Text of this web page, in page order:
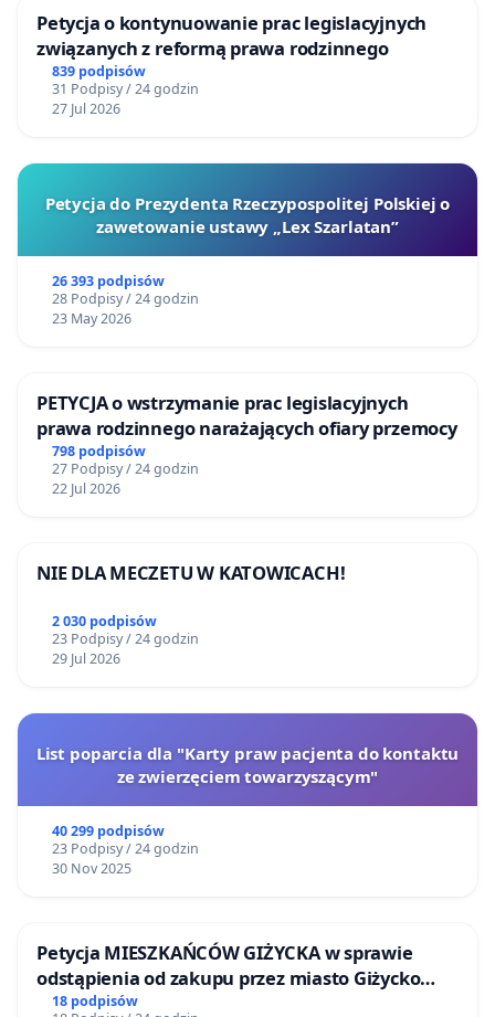
Petycja o kontynuowanie prac legislacyjnych
związanych z reformą prawa rodzinnego
839 podpisów
31 Podpisy / 24 godzin
27 Jul 2026
Petycja do Prezydenta Rzeczypospolitej Polskiej o
zawetowanie ustawy „Lex Szarlatan”
26 393 podpisów
28 Podpisy / 24 godzin
23 May 2026
PETYCJA o wstrzymanie prac legislacyjnych
prawa rodzinnego narażających ofiary przemocy
798 podpisów
27 Podpisy / 24 godzin
22 Jul 2026
NIE DLA MECZETU W KATOWICACH!
2 030 podpisów
23 Podpisy / 24 godzin
29 Jul 2026
List poparcia dla "Karty praw pacjenta do kontaktu
ze zwierzęciem towarzyszącym"
40 299 podpisów
23 Podpisy / 24 godzin
30 Nov 2025
Petycja MIESZKAŃCÓW GIŻYCKA w sprawie
odstąpienia od zakupu przez miasto Giżycko
nieruchomości położonej nad jeziorem Niegocin
18 podpisów